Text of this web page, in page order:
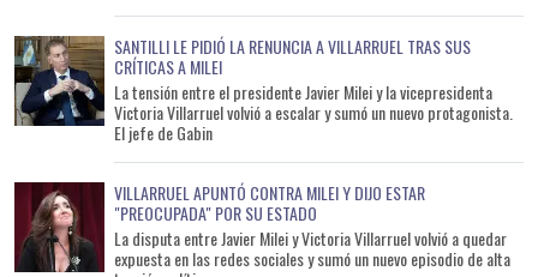
SANTILLI LE PIDIÓ LA RENUNCIA A VILLARRUEL TRAS SUS
CRÍTICAS A MILEI
La tensión entre el presidente Javier Milei y la vicepresidenta
Victoria Villarruel volvió a escalar y sumó un nuevo protagonista.
El jefe de Gabin
VILLARRUEL APUNTÓ CONTRA MILEI Y DIJO ESTAR
"PREOCUPADA" POR SU ESTADO
La disputa entre Javier Milei y Victoria Villarruel volvió a quedar
expuesta en las redes sociales y sumó un nuevo episodio de alta